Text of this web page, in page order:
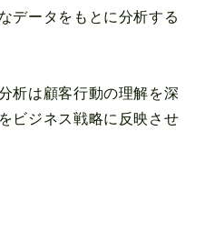
データをもとに分析する
析は顧客行動の理解を深
ビジネス戦略に反映させ